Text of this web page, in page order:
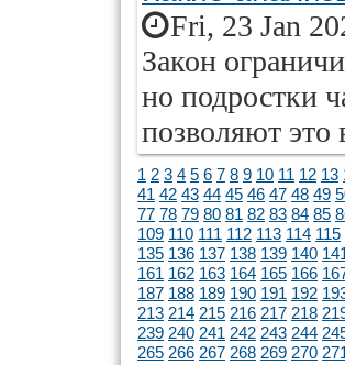
Fri, 23 Jan
Закон
но подростки
позволяют это
1 2 3 4 5 6 7 8 9 10 11 12 13
41 42 43 44 45 46 47 48 49
77 78 79 80 81 82 83 84 85
109 110 111 112 113 114 115
135 136 137 138 139 140
161 162 163 164 165 166
187 188 189 190 191 192
213 214 215 216 217 218
239 240 241 242 243 244
265 266 267 268 269 270